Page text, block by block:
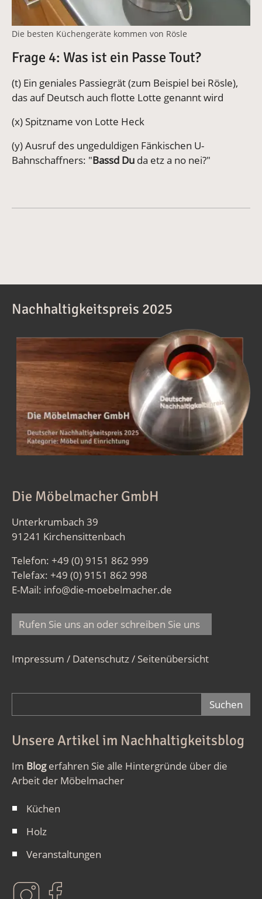
Die besten Küchengeräte kommen von Rösle
Frage 4: Was ist ein Passe Tout?
(t) Ein geniales Passiegrät (zum Beispiel bei Rösle),
das auf Deutsch auch flotte Lotte genannt wird
(x) Spitzname von Lotte Heck
(y) Ausruf des ungeduldigen Fänkischen U-
Bahnschaffners: "Bassd Du da etz a no nei?"
Nachhaltigkeitspreis 2025
Die Möbelmacher GmbH
Unterkrumbach 39
91241 Kirchensittenbach
Telefon: +49 (0) 9151 862 999
Telefax: +49 (0) 9151 862 998
E-Mail: info@die-moebelmacher.de
Rufen Sie uns an oder schreiben Sie uns
Impressum / Datenschutz/ Seitenübersicht
Unsere Artikel im Nachhaltigkeitsblog
Im Blogerfahren Sie alle Hintergründe über die
Arbeit der Möbelmacher
Küchen
Holz
Veranstaltungen